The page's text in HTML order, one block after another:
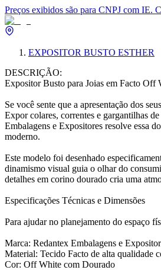
Preços exibidos são para CNPJ com IE.
EXPOSITOR BUSTO ESTHER
DESCRIÇÃO:
Expositor Busto para Joias em Facto Off
Se você sente que a apresentação dos
Expor colares, correntes e gargantilhas
Embalagens e Expositores resolve essa
moderno.
Este modelo foi desenhado
dinamismo visual guia o olhar do
detalhes em corino dourado cria uma
Especificações Técnicas e Dimensões
Para ajudar no planejamento do espaço
Marca: Redantex Embalagens e
Material: Tecido Facto de alta qualidade
Cor: Off White com Dourado